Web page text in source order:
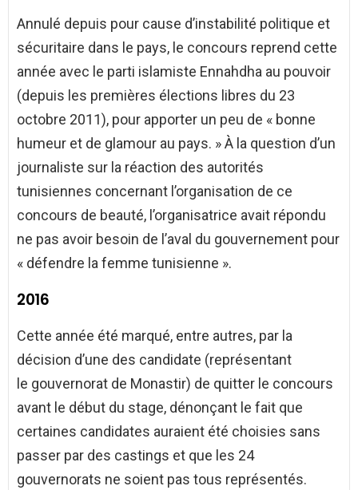
Annulé depuis pour cause d’instabilité politique et
sécuritaire dans le pays, le concours reprend cette
année avec le parti islamiste Ennahdha au pouvoir
(depuis les premières élections libres du 23
octobre 2011), pour apporter un peu de « bonne
humeur et de glamour au pays. » À la question d’un
journaliste sur la réaction des autorités
tunisiennes concernant l’organisation de ce
concours de beauté, l’organisatrice avait répondu
ne pas avoir besoin de l’aval du gouvernement pour
« défendre la femme tunisienne ».
2016
Cette année été marqué, entre autres, par la
décision d’une des candidate (représentant
le gouvernorat de Monastir) de quitter le concours
avant le début du stage, dénonçant le fait que
certaines candidates auraient été choisies sans
passer par des castings et que les 24
gouvernorats ne soient pas tous représentés.